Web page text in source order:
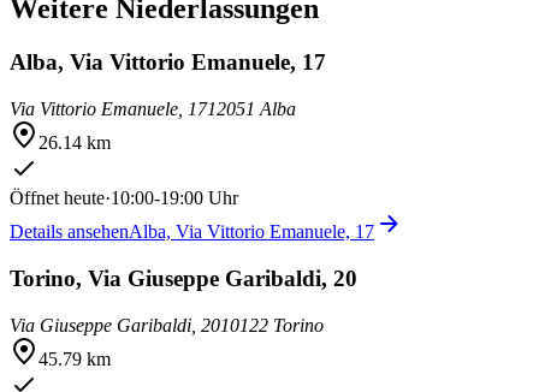
Weitere Niederlassungen
Alba, Via Vittorio Emanuele, 17
Via Vittorio Emanuele, 1712051 Alba
26.14 km
Öffnet heute·10:00-19:00 Uhr
Details ansehenAlba, Via Vittorio Emanuele, 17
Torino, Via Giuseppe Garibaldi, 20
Via Giuseppe Garibaldi, 2010122 Torino
45.79 km